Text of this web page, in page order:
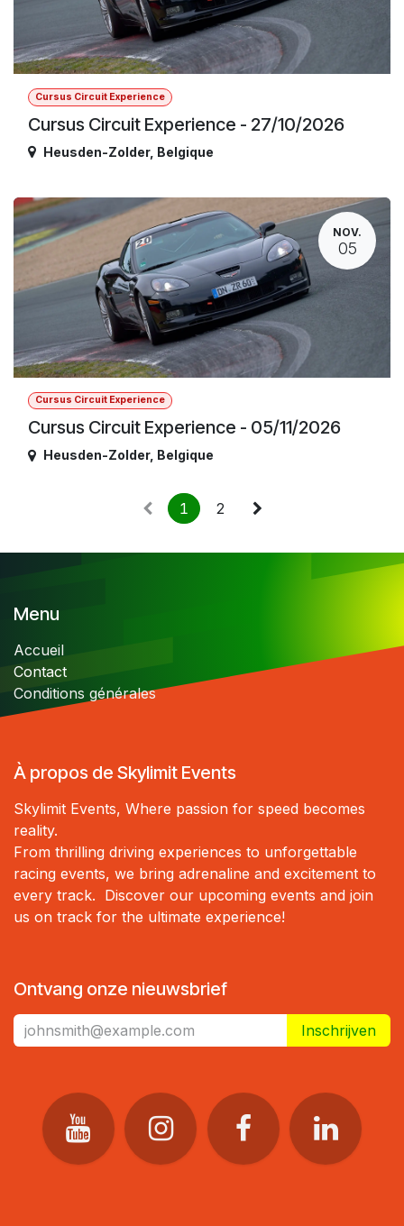
Cursus Circuit Experience
Cursus Circuit Experience - 27/10/2026
Heusden-Zolder, Belgique
NOV.
05
Cursus Circuit Experience
Cursus Circuit Experience - 05/11/2026
Heusden-Zolder, Belgique
1 2
Menu
Accueil
Contact
Conditions générales
À propos de Skylimit Events
Skylimit Events, Where passion for speed becomes
reality.
From thrilling driving experiences to unforgettable
racing events, we bring adrenaline and excitement to
every track. Discover our upcoming events and join
us on track for the ultimate experience!
Ontvang onze nieuwsbrief
Inschrijven